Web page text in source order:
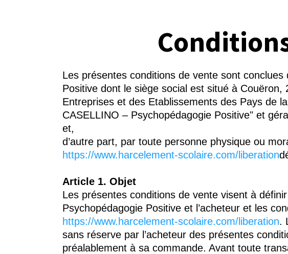
Les présentes conditions de vente sont
Positive dont le siège social est situé à
Entreprises et des Etablissements des Pays de
CASELLINO – Psychopédagogie Positive" et
et,
d’autre part, par toute personne physique ou
https://www.harcelement-scolaire.com/liberation
Article 1. Objet
Les présentes conditions de vente visent à
Psychopédagogie Positive et l’acheteur et les
https://www.harcelement-scolaire.com/liberation.
sans réserve par l’acheteur des présentes
préalablement à sa commande. Avant toute